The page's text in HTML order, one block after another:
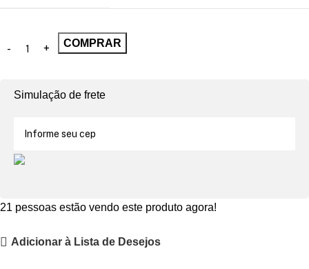
COMPRAR
Simulação de frete
21 pessoas estão vendo este produto agora!
Adicionar à Lista de Desejos